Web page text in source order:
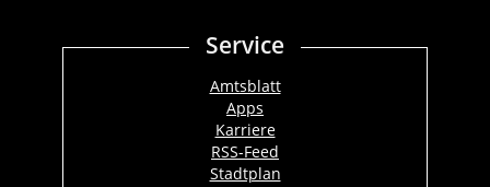
Service
Amtsblatt
Apps
Karriere
RSS-Feed
Stadtplan